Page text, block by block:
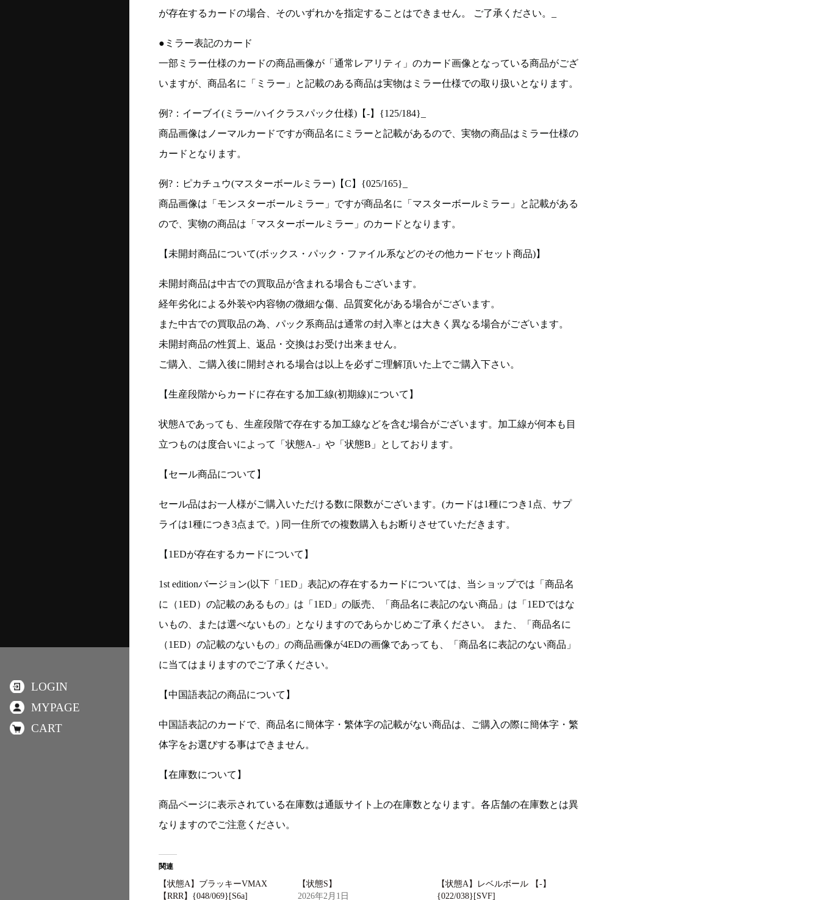
が存在するカードの場合、そのいずれかを指定することはできません。 ご了承ください。_
●ミラー表記のカード
一部ミラー仕様のカードの商品画像が「通常レアリティ」のカード画像となっている商品がござ
いますが、商品名に「ミラー」と記載のある商品は実物はミラー仕様での取り扱いとなります。
例?：イーブイ(ミラー/ハイクラスパック仕様)【-】{125/184}_
商品画像はノーマルカードですが商品名にミラーと記載があるので、実物の商品はミラー仕様の
カードとなります。
例?：ピカチュウ(マスターボールミラー)【C】{025/165}_
商品画像は「モンスターボールミラー」ですが商品名に「マスターボールミラー」と記載がある
ので、実物の商品は「マスターボールミラー」のカードとなります。
【未開封商品について(ボックス・パック・ファイル系などのその他カードセット商品)】
未開封商品は中古での買取品が含まれる場合もございます。
経年劣化による外装や内容物の微細な傷、品質変化がある場合がございます。
また中古での買取品の為、パック系商品は通常の封入率とは大きく異なる場合がございます。
未開封商品の性質上、返品・交換はお受け出来ません。
ご購入、ご購入後に開封される場合は以上を必ずご理解頂いた上でご購入下さい。
【生産段階からカードに存在する加工線(初期線)について】
状態Aであっても、生産段階で存在する加工線などを含む場合がございます。加工線が何本も目
立つものは度合いによって「状態A-」や「状態B」としております。
【セール商品について】
セール品はお一人様がご購入いただける数に限数がございます。(カードは1種につき1点、サプ
ライは1種につき3点まで。) 同一住所での複数購入もお断りさせていただきます。
【1EDが存在するカードについて】
1st editionバージョン(以下「1ED」表記)の存在するカードについては、当ショップでは「商品名
に（1ED）の記載のあるもの」は「1ED」の販売、「商品名に表記のない商品」は「1EDではな
いもの、または選べないもの」となりますのであらかじめご了承ください。 また、「商品名に
（1ED）の記載のないもの」の商品画像が4EDの画像であっても、「商品名に表記のない商品」
に当てはまりますのでご了承ください。
【中国語表記の商品について】
中国語表記のカードで、商品名に簡体字・繁体字の記載がない商品は、ご購入の際に簡体字・繁
体字をお選びする事はできません。
【在庫数について】
商品ページに表示されている在庫数は通販サイト上の在庫数となります。各店舗の在庫数とは異
なりますのでご注意ください。
関連
【状態A】ブラッキーVMAX
【RRR】{048/069}[S6a]
【状態S】
2026年2月1日
【状態A】レベルボール 【-】
{022/038}[SVF]
LOGIN
MYPAGE
CART